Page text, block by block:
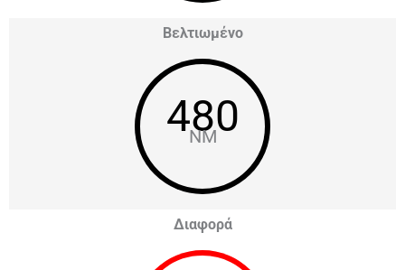
Βελτιωμένο
480
NM
Διαφορά